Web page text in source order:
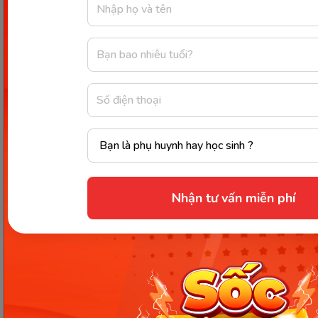
Nhận tư vấn miễn phí
Chủ đề gia đình rất gần gũi với các bạn nhỏ. (Ảnh: Sưu tầm
1. Hỏi và trả lời về thời gian/ Làm gì
vào lúc mấy giờ?
Mẫu câu Dịch nghĩa
Bạn… lúc mấy